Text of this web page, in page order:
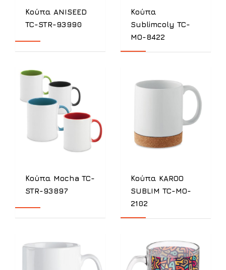
Κούπα ANISEED
TC-STR-93990
Κούπα
Sublimcoly TC-
MO-8422
Κούπα Mocha TC-
STR-93897
Κούπα KAROO
SUBLIM TC-MO-
2102